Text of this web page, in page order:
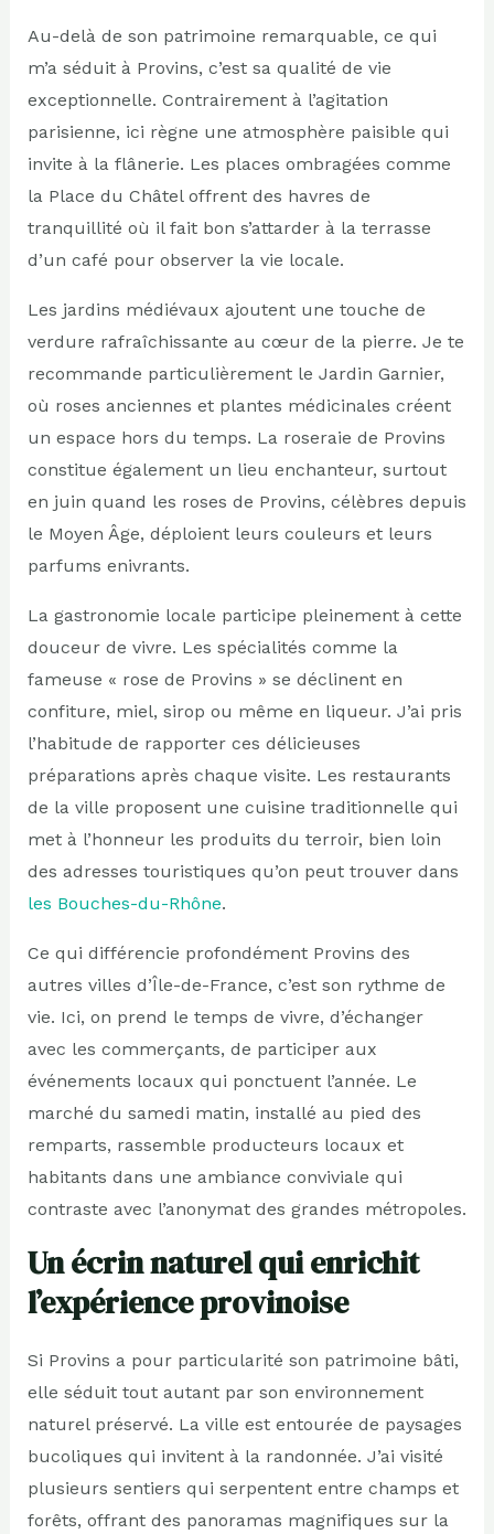
Au-delà de son patrimoine remarquable, ce qui
m’a séduit à Provins, c’est sa qualité de vie
exceptionnelle. Contrairement à l’agitation
parisienne, ici règne une atmosphère paisible qui
invite à la flânerie. Les places ombragées comme
la Place du Châtel offrent des havres de
tranquillité où il fait bon s’attarder à la terrasse
d’un café pour observer la vie locale.
Les jardins médiévaux ajoutent une touche de
verdure rafraîchissante au cœur de la pierre. Je te
recommande particulièrement le Jardin Garnier,
où roses anciennes et plantes médicinales créent
un espace hors du temps. La roseraie de Provins
constitue également un lieu enchanteur, surtout
en juin quand les roses de Provins, célèbres depuis
le Moyen Âge, déploient leurs couleurs et leurs
parfums enivrants.
La gastronomie locale participe pleinement à cette
douceur de vivre. Les spécialités comme la
fameuse « rose de Provins » se déclinent en
confiture, miel, sirop ou même en liqueur. J’ai pris
l’habitude de rapporter ces délicieuses
préparations après chaque visite. Les restaurants
de la ville proposent une cuisine traditionnelle qui
met à l’honneur les produits du terroir, bien loin
des adresses touristiques qu’on peut trouver dans
les Bouches-du-Rhône.
Ce qui différencie profondément Provins des
autres villes d’Île-de-France, c’est son rythme de
vie. Ici, on prend le temps de vivre, d’échanger
avec les commerçants, de participer aux
événements locaux qui ponctuent l’année. Le
marché du samedi matin, installé au pied des
remparts, rassemble producteurs locaux et
habitants dans une ambiance conviviale qui
contraste avec l’anonymat des grandes métropoles.
Un écrin naturel qui enrichit
l’expérience provinoise
Si Provins a pour particularité son patrimoine bâti,
elle séduit tout autant par son environnement
naturel préservé. La ville est entourée de paysages
bucoliques qui invitent à la randonnée. J’ai visité
plusieurs sentiers qui serpentent entre champs et
forêts, offrant des panoramas magnifiques sur la